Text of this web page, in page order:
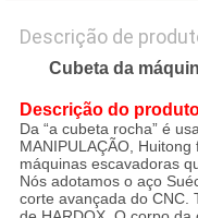
Descrição de
Cubeta da
Descrição do
Da “a cubeta rocha” é
MANIPULAÇÃO,
máquinas escavadoras
Nós adotamos o aço
corte avançada do CNC.